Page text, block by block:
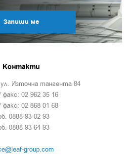
Запиши ме
Контакти
Източна тангента 84
02 962 35 16
02 868 01 68
0888 93 02 93
0888 93 64 93
group.com